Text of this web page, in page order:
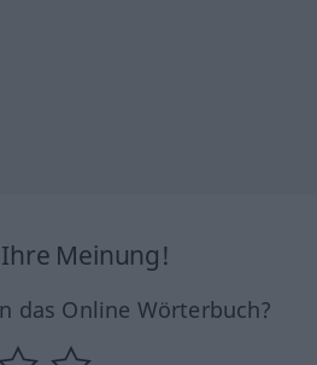
Ihre Meinung!
das Online Wörterbuch?